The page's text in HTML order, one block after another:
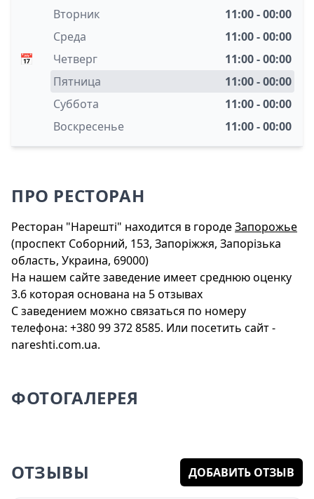
📅
Вторник
11:00 - 00:00
Среда
11:00 - 00:00
Четверг
11:00 - 00:00
Пятница
11:00 - 00:00
Суббота
11:00 - 00:00
Воскресенье
11:00 - 00:00
ПРО РЕСТОРАН
Ресторан "Нарешті" находится в городеЗапорожье
(проспект Соборний, 153, Запоріжжя, Запорізька
область, Украина, 69000)
На нашем сайте заведение имеет среднюю оценку
3.6 которая основана на 5 отзывах
С заведением можно связаться по номеру
телефона: +380 99 372 8585. Или посетить сайт -
nareshti.com.ua.
ФОТОГАЛЕРЕЯ
ОТЗЫВЫ ДОБАВИТЬ ОТЗЫВ